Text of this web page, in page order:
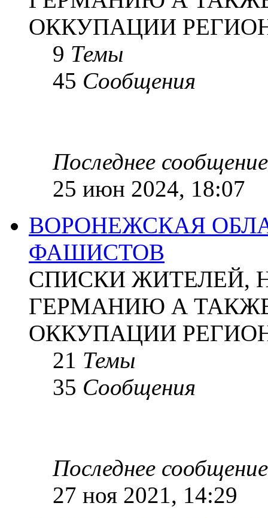
ОККУПАЦИИ
9 Темы
45 Сообщения
Последнее сообщение
25 июн 2024, 18:07
ВОРОНЕЖСКАЯ
ФАШИСТОВ
СПИСКИ ЖИТЕЛЕЙ,
ГЕРМАНИЮ А
ОККУПАЦИИ
21 Темы
35 Сообщения
Последнее сообщение
27 ноя 2021, 14:29